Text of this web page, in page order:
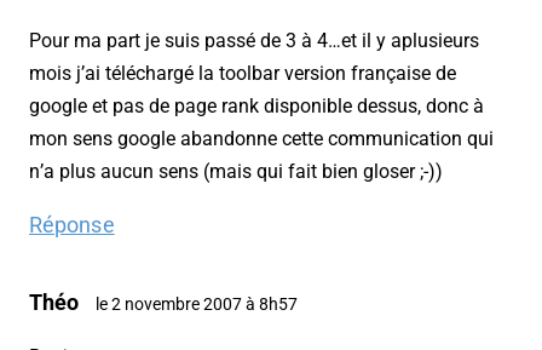
Pour ma part je suis passé de 3 à 4…et il y aplusieurs
mois j’ai téléchargé la toolbar version française de
google et pas de page rank disponible dessus, donc à
mon sens google abandonne cette communication qui
n’a plus aucun sens (mais qui fait bien gloser ;-))
Réponse
Théo le 2 novembre 2007 à 8h57